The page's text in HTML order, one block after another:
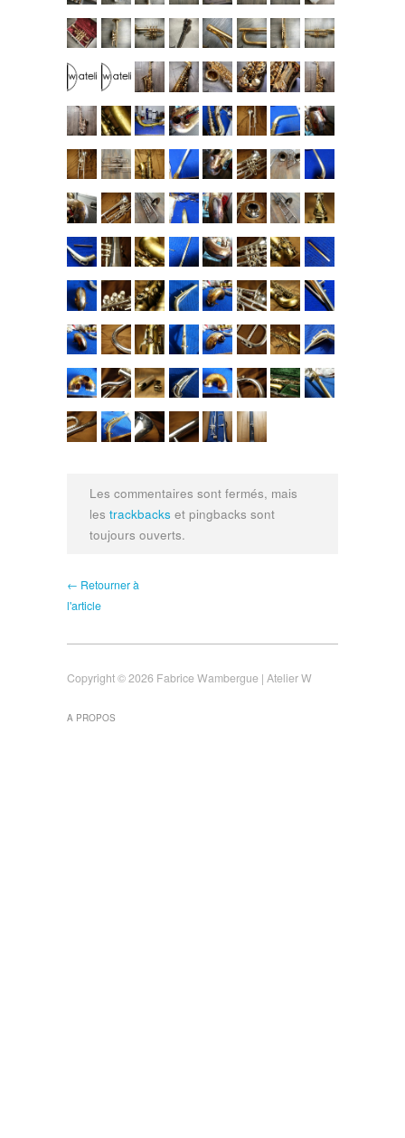
Les commentaires sont fermés, mais
les trackbacks et pingbacks sont
toujours ouverts.
← Retourner à
l'article
Copyright © 2026 Fabrice Wambergue | Atelier W
A PROPOS